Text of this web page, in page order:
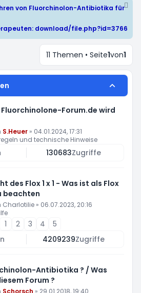
von Fluorchinolon-Antibiotika für
download/file.php?id=3766
11 Themen • Seite1von1
Fluorchinolone-Forum.de wird
S.Heuer » 04.01.2024, 17:31
und technische Hinweise
130683Zugriffe
des Flox 1 x 1 - Was ist als Flox
beachten
Charlotilie » 06.07.2023, 20:16
1 2 3 4
5
4209239Zugriffe
Antibiotika ? / Was
Forum ?
Schorsch » 29.01.2018, 19:40